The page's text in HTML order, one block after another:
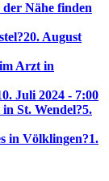
Nähe finden
20. August
Arzt in
Juli 2024 - 7:00
St. Wendel?5.
in Völklingen?1.